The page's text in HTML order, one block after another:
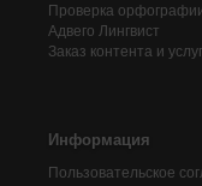
Проверка
Адвего Лингвист
Заказ контента и услуг
Информация
Пользовательское